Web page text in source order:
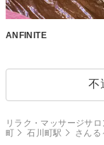
ANFINITE
不
リラク・マッサージサロ
町
石川町駅 さんる